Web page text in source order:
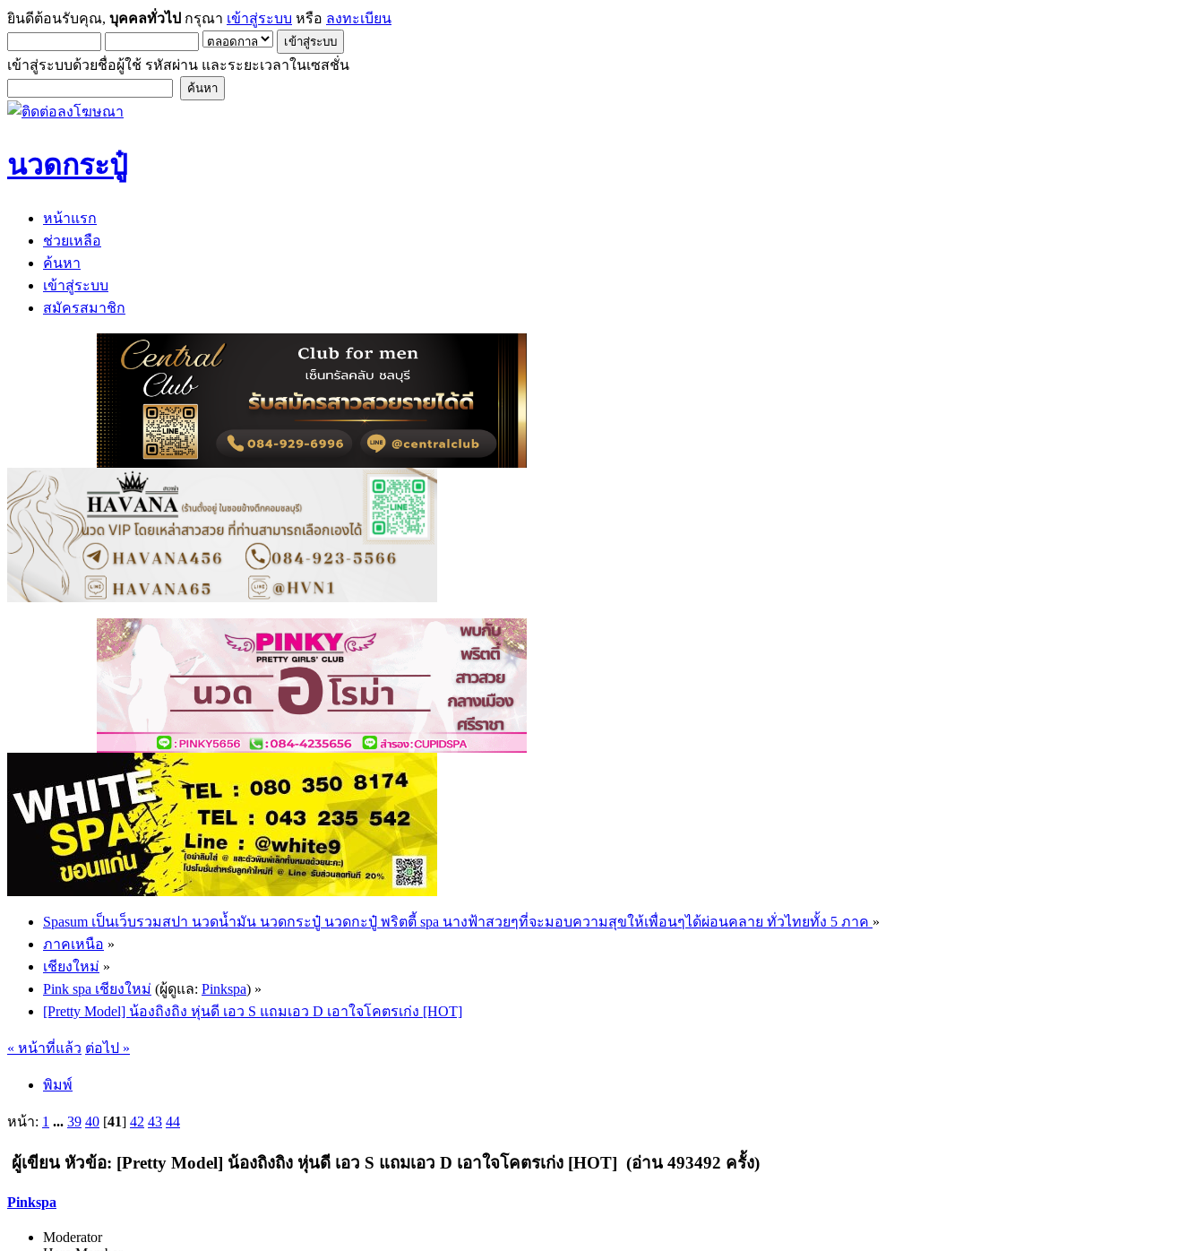
ยินดีต้อนรับคุณ, บุคคลทั่วไป กรุณา เข้าสู่ระบบ หรือ ลงทะเบียน
เข้าสู่ระบบด้วยชื่อผู้ใช้ รหัสผ่าน และระยะเวลาในเซสชั่น
นวดกระปู๋
หน้าแรก
ช่วยเหลือ
ค้นหา
เข้าสู่ระบบ
สมัครสมาชิก
Spasum เป็นเว็บรวมสปา นวดน้ำมัน นวดกระปู๋ นวดกะปู๋ พริตตี้ spa นางฟ้าสวยๆที่จะมอบความสุขให้เพื่อนๆได้ผ่อนคลาย ทั่วไทยทั้ง 5 ภาค »
ภาคเหนือ »
เชียงใหม่ »
Pink spa เชียงใหม่ (ผู้ดูแล: Pinkspa) »
[Pretty Model] น้องถิงถิง หุ่นดี เอว S แถมเอว D เอาใจโคตรเก่ง [HOT]
« หน้าที่แล้ว ต่อไป »
พิมพ์
หน้า: 1 ... 39 40 [41] 42 43 44
ผู้เขียน หัวข้อ: [Pretty Model] น้องถิงถิง หุ่นดี เอว S แถมเอว D เอาใจโคตรเก่ง [HOT] (อ่าน 493492 ครั้ง)
Pinkspa
Moderator